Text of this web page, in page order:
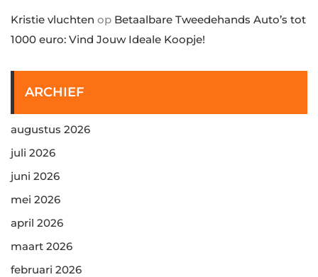
Kristie vluchten op Betaalbare Tweedehands Auto’s tot
1000 euro: Vind Jouw Ideale Koopje!
ARCHIEF
augustus 2026
juli 2026
juni 2026
mei 2026
april 2026
maart 2026
februari 2026